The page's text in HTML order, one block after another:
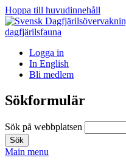
Hoppa till huvudinnehåll
Logga in
In English
Bli medlem
Sökformulär
Sök på webbplatsen
Main menu